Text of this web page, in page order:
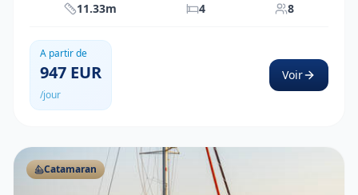
11.33m 4 8
A partir de
947 EUR
/jour
Voir
Catamaran